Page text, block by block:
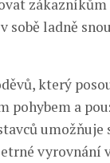
sobě ladně
který
pohybem a
umožňuje
vyrovnání